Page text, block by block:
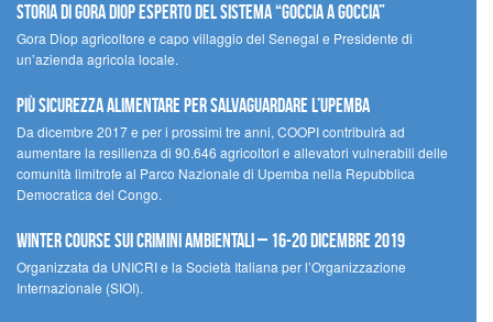
STORIA DI GORA DIOP ESPERTO DEL SISTEMA “GOCCIA A GOCCIA”
Gora Diop agricoltore e capo villaggio del Senegal e Presidente di
un’azienda agricola locale.
Più sicurezza alimentare per salvaguardare l’Upemba
Da dicembre 2017 e per i prossimi tre anni, COOPI contribuirà ad
aumentare la resilienza di 90.646 agricoltori e allevatori vulnerabili delle
comunità limitrofe al Parco Nazionale di Upemba nella Repubblica
Democratica del Congo.
Winter Course sui Crimini Ambientali – 16-20 Dicembre 2019
Organizzata da UNICRI e la Società Italiana per l’Organizzazione
Internazionale (SIOI).